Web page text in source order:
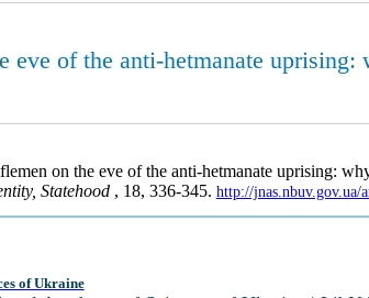
eve of the anti-hetmanate
on the eve of the anti-hetmanate uprising:
Statehood , 18, 336-345. http://jnas.nbuv.gov.ua/
of Ukraine